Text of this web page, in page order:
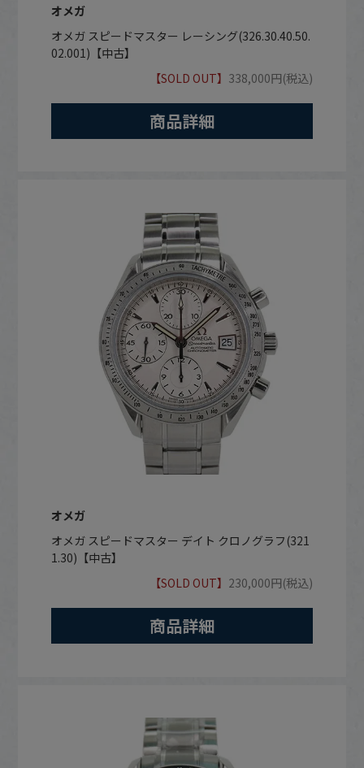
オメガ
オメガ スピードマスター レーシング(326.30.40.50.
02.001)【中古】
【SOLD OUT】 338,000円(税込)
商品詳細
オメガ
オメガ スピードマスター デイト クロノグラフ(321
1.30)【中古】
【SOLD OUT】 230,000円(税込)
商品詳細